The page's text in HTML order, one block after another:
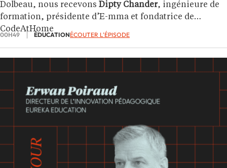
Dolbeau, nous recevons Dipty Chander, ingénieure de
formation, présidente d’E-mma et fondatrice de
CodeAtHome
00H49 ÉDUCATIONÉCOUTER L'ÉPISODE